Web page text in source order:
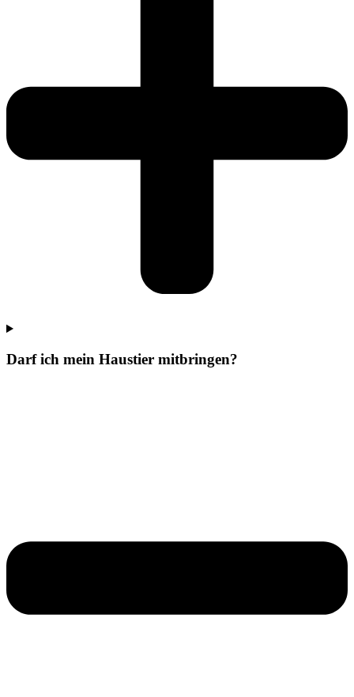
Darf ich mein Haustier mitbringen?